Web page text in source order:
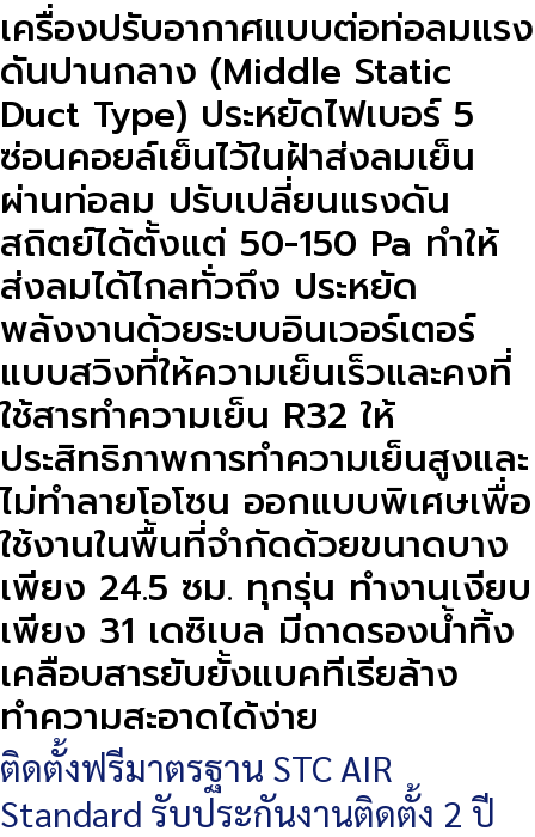
เครื่องปรับอากาศแบบต่อท่อลมแรง
ดันปานกลาง (Middle Static
Duct Type) ประหยัดไฟเบอร์ 5
ซ่อนคอยล์เย็นไว้ในฝ้าส่งลมเย็น
ผ่านท่อลม ปรับเปลี่ยนแรงดัน
สถิตย์ได้ตั้งแต่ 50-150 Pa ทำให้
ส่งลมได้ไกลทั่วถึง ประหยัด
พลังงานด้วยระบบอินเวอร์เตอร์
แบบสวิงที่ให้ความเย็นเร็วและคงที่
ใช้สารทำความเย็น R32 ให้
ประสิทธิภาพการทำความเย็นสูงและ
ไม่ทำลายโอโซน ออกแบบพิเศษเพื่อ
ใช้งานในพื้นที่จำกัดด้วยขนาดบาง
เพียง 24.5 ซม. ทุกรุ่น ทำงานเงียบ
เพียง 31 เดซิเบล มีถาดรองน้ำทิ้ง
เคลือบสารยับยั้งแบคทีเรียล้าง
ทำความสะอาดได้ง่าย
ติดตั้งฟรีมาตรฐาน STC AIR
Standard รับประกันงานติดตั้ง 2 ปี